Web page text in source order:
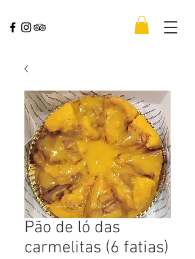
Pão de ló das
carmelitas (6 fatias)